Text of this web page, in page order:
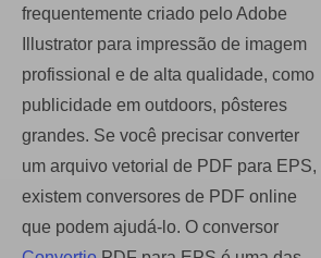
frequentemente criado pelo Adobe
Illustrator para impressão de imagem
profissional e de alta qualidade, como
publicidade em outdoors, pôsteres
grandes. Se você precisar converter
um arquivo vetorial de PDF para EPS,
existem conversores de PDF online
que podem ajudá-lo. O conversor